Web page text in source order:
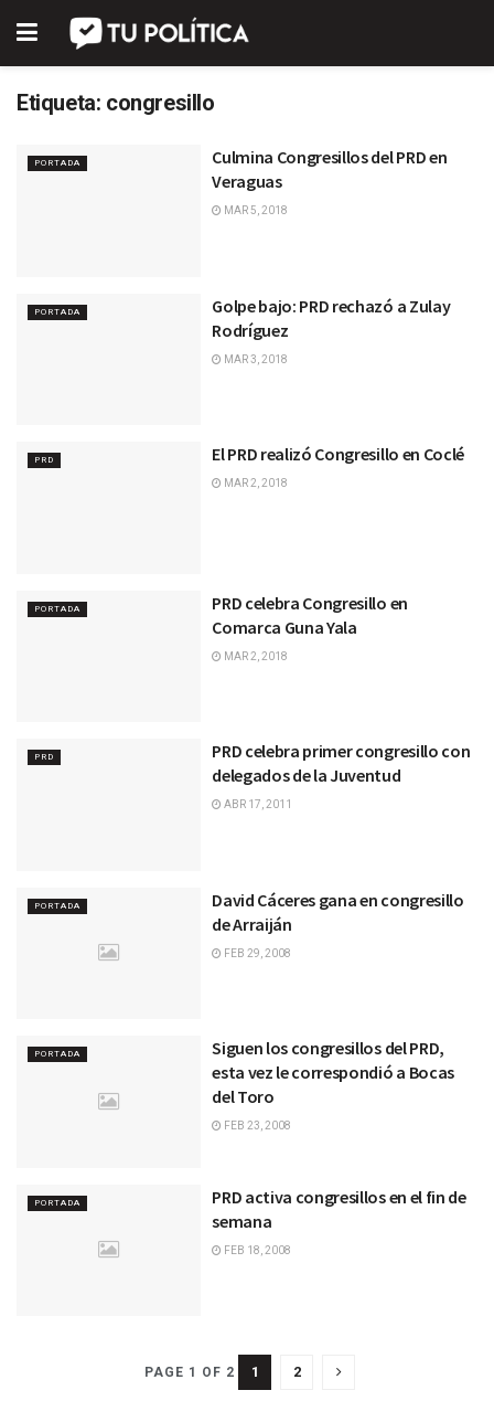
Etiqueta: congresillo
PORTADA
Culmina Congresillos del PRD en
Veraguas
MAR 5, 2018
PORTADA
Golpe bajo: PRD rechazó a Zulay
Rodríguez
MAR 3, 2018
PRD El PRD realizó Congresillo en Coclé
MAR 2, 2018
PORTADA
PRD celebra Congresillo en
Comarca Guna Yala
MAR 2, 2018
PRD
PRD celebra primer congresillo con
delegados de la Juventud
ABR 17, 2011
PORTADA
David Cáceres gana en congresillo
de Arraiján
FEB 29, 2008
PORTADA
Siguen los congresillos del PRD,
esta vez le correspondió a Bocas
del Toro
FEB 23, 2008
PORTADA
PRD activa congresillos en el fin de
semana
FEB 18, 2008
PAGE 1 OF 2 1 2